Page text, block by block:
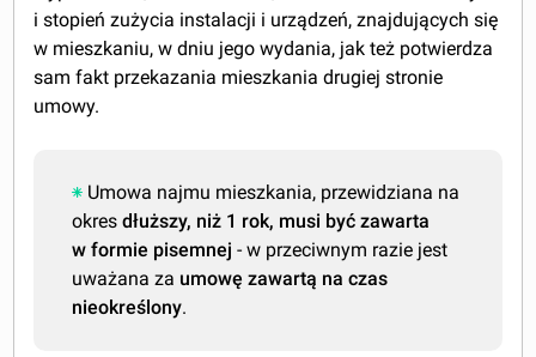
i stopień zużycia instalacji i urządzeń, znajdujących się
w mieszkaniu, w dniu jego wydania, jak też potwierdza
sam fakt przekazania mieszkania drugiej stronie
umowy.
Umowa najmu mieszkania, przewidziana na
okres dłuższy, niż 1 rok, musi być zawarta
w formie pisemnej - w przeciwnym razie jest
uważana za umowę zawartą na czas
nieokreślony.